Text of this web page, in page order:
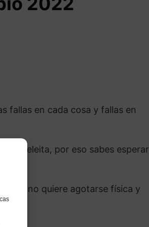
fallas en cada cosa y fallas en
te deleita, por eso sabes esperar
si no quiere agotarse física y